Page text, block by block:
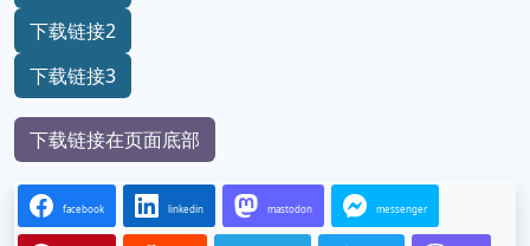
下载链接2
下载链接3
下载链接在页面底部
facebook linkedin mastodon messenger